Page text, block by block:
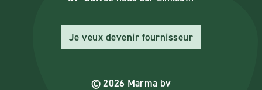
Je veux devenir fournisseur
© 2026 Marma bv